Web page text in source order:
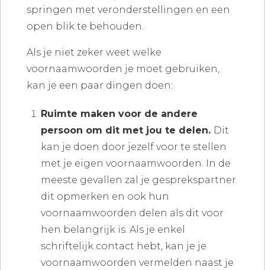
springen met veronderstellingen en een
open blik te behouden.
Als je niet zeker weet welke
voornaamwoorden je moet gebruiken,
kan je een paar dingen doen:
Ruimte maken voor de andere
persoon om dit met jou te delen. Dit
kan je doen door jezelf voor te stellen
met je eigen voornaamwoorden. In de
meeste gevallen zal je gesprekspartner
dit opmerken en ook hun
voornaamwoorden delen als dit voor
hen belangrijk is. Als je enkel
schriftelijk contact hebt, kan je je
voornaamwoorden vermelden naast je